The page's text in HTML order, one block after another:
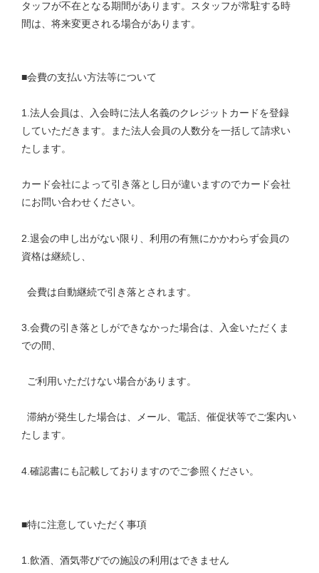
タッフが不在となる期間があります。スタッフが常駐する時
間は、将来変更される場合があります。
■会費の支払い方法等について
1.法人会員は、入会時に法人名義のクレジットカードを登録
していただきます。また法人会員の人数分を一括して請求い
たします。
カード会社によって引き落とし日が違いますのでカード会社
にお問い合わせください。
2.退会の申し出がない限り、利用の有無にかかわらず会員の
資格は継続し、
会費は自動継続で引き落とされます。
3.会費の引き落としができなかった場合は、入金いただくま
での間、
ご利用いただけない場合があります。
滞納が発生した場合は、メール、電話、催促状等でご案内い
たします。
4.確認書にも記載しておりますのでご参照ください。
■特に注意していただく事項
1.飲酒、酒気帯びでの施設の利用はできません